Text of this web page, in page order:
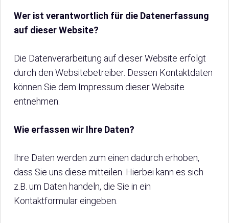
Wer ist verantwortlich für die Datenerfassung
auf dieser Website?
Die Datenverarbeitung auf dieser Website erfolgt
durch den Websitebetreiber. Dessen Kontaktdaten
können Sie dem Impressum dieser Website
entnehmen.
Wie erfassen wir Ihre Daten?
Ihre Daten werden zum einen dadurch erhoben,
dass Sie uns diese mitteilen. Hierbei kann es sich
z.B. um Daten handeln, die Sie in ein
Kontaktformular eingeben.